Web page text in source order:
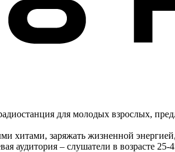
для молодых взрослых,
заряжать жизненной энергией,
аудитория – слушатели в возрасте 25-